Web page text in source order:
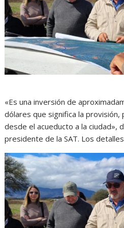
«Es una inversión de
dólares que significa la
desde el acueducto a la ciudad»,
presidente de la SAT. Los